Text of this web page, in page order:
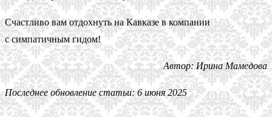
Счастливо вам отдохнуть на Кавказе в компании
с симпатичным гидом!
Автор: Ирина Мамедова
Последнее обновление статьи: 6 июня 2025